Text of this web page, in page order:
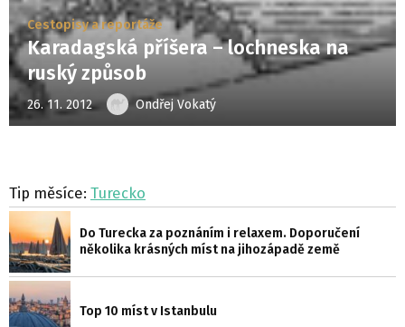
Cestopisy a reportáže
Karadagská příšera – lochneska na
ruský způsob
26. 11. 2012 Ondřej Vokatý
Tip měsíce: Turecko
Do Turecka za poznáním i relaxem. Doporučení
několika krásných míst na jihozápadě země
Top 10 míst v Istanbulu